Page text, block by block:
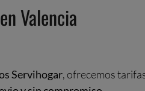
Valencia
Servihogar, ofrecemos